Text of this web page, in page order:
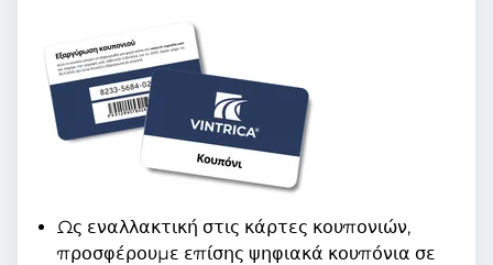
Ως εναλλακτική στις κάρτες κουπονιών,
προσφέρουμε επίσης ψηφιακά κουπόνια σε